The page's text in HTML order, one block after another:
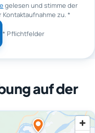
gelesen und stimme der
zu.*
* Pflichtfelder
auf der